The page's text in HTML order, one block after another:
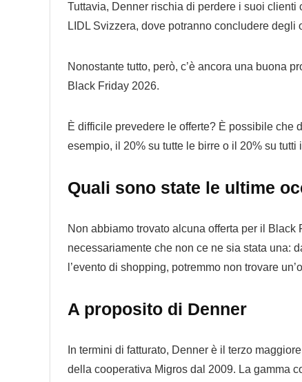
Tuttavia, Denner rischia di perdere i suoi
LIDL Svizzera, dove potranno concludere degli
Nonostante tutto, però, c’è ancora una buona
Black Friday 2026.
È difficile prevedere le offerte? È possibile che
esempio, il 20% su tutte le birre o il 20% su
Quali sono state le ultime
Non abbiamo trovato alcuna offerta per il
necessariamente che non ce ne sia stata una:
l’evento di shopping, potremmo non trovare
A proposito di Denner
In termini di fatturato, Denner è il terzo
della cooperativa Migros dal 2009. La gamma